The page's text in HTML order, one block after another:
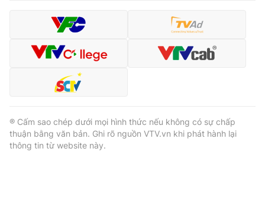
® Cấm sao chép dưới mọi hình thức nếu không có sự chấp
thuận bằng văn bản. Ghi rõ nguồn VTV.vn khi phát hành lại
thông tin từ website này.